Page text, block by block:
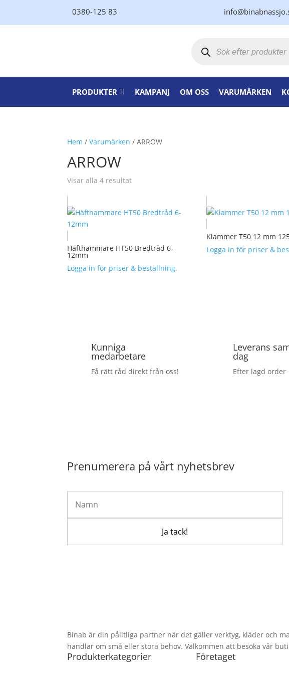
0380-125 83
PRODUKTER KAMPANJ OM OSS VARUMÄRKEN
Hem /Varumärken / ARROW
ARROW
Visar alla 4 resultat
Häfthammare HT50 Bredtråd 6-
12mm
Logga in för priser & beställning.
Klammer T50 12 mm
Logga in för priser &
Kunniga
medarbetare
Få rätt råd direkt från oss!
Leverans
dag
Efter lagd order
Prenumerera på vårt nyhetsbrev
Binab är din pålitliga partner när det gäller verktyg, kläder och
handlar om små eller stora behov. Välkommen att besöka vår
Produkterkategorier Företaget